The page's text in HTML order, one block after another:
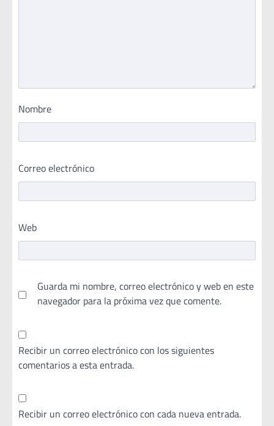
Nombre
Correo electrónico
Web
Guarda mi nombre, correo electrónico y web en este
navegador para la próxima vez que comente.
Recibir un correo electrónico con los siguientes
comentarios a esta entrada.
Recibir un correo electrónico con cada nueva entrada.